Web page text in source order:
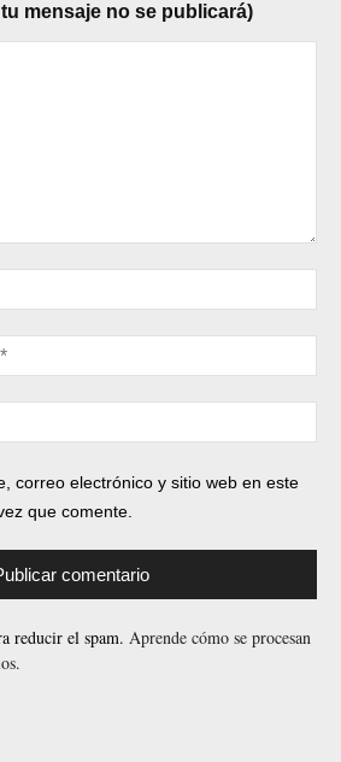
mensaje no se publicará)
correo electrónico y sitio web en este
que comente.
reducir el spam. Aprende cómo se procesan